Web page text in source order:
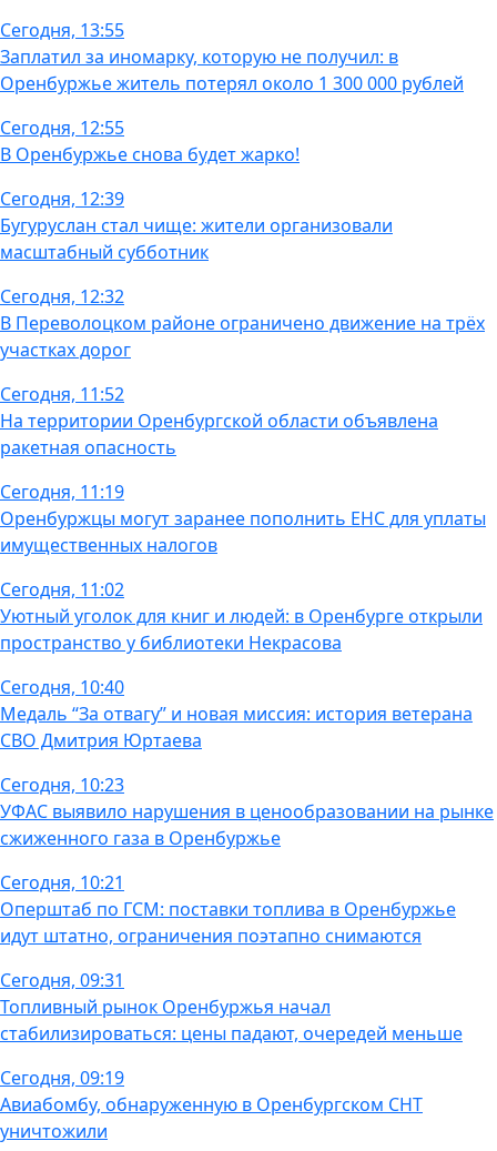
Сегодня, 13:55
Заплатил за иномарку, которую не получил: в
Оренбуржье житель потерял около 1 300 000 рублей
Сегодня, 12:55
В Оренбуржье снова будет жарко!
Сегодня, 12:39
Бугуруслан стал чище: жители организовали
масштабный субботник
Сегодня, 12:32
В Переволоцком районе ограничено движение на трёх
участках дорог
Сегодня, 11:52
На территории Оренбургской области объявлена
ракетная опасность
Сегодня, 11:19
Оренбуржцы могут заранее пополнить ЕНС для уплаты
имущественных налогов
Сегодня, 11:02
Уютный уголок для книг и людей: в Оренбурге открыли
пространство у библиотеки Некрасова
Сегодня, 10:40
Медаль “За отвагу” и новая миссия: история ветерана
СВО Дмитрия Юртаева
Сегодня, 10:23
УФАС выявило нарушения в ценообразовании на рынке
сжиженного газа в Оренбуржье
Сегодня, 10:21
Оперштаб по ГСМ: поставки топлива в Оренбуржье
идут штатно, ограничения поэтапно снимаются
Сегодня, 09:31
Топливный рынок Оренбуржья начал
стабилизироваться: цены падают, очередей меньше
Сегодня, 09:19
Авиабомбу, обнаруженную в Оренбургском СНТ
уничтожили